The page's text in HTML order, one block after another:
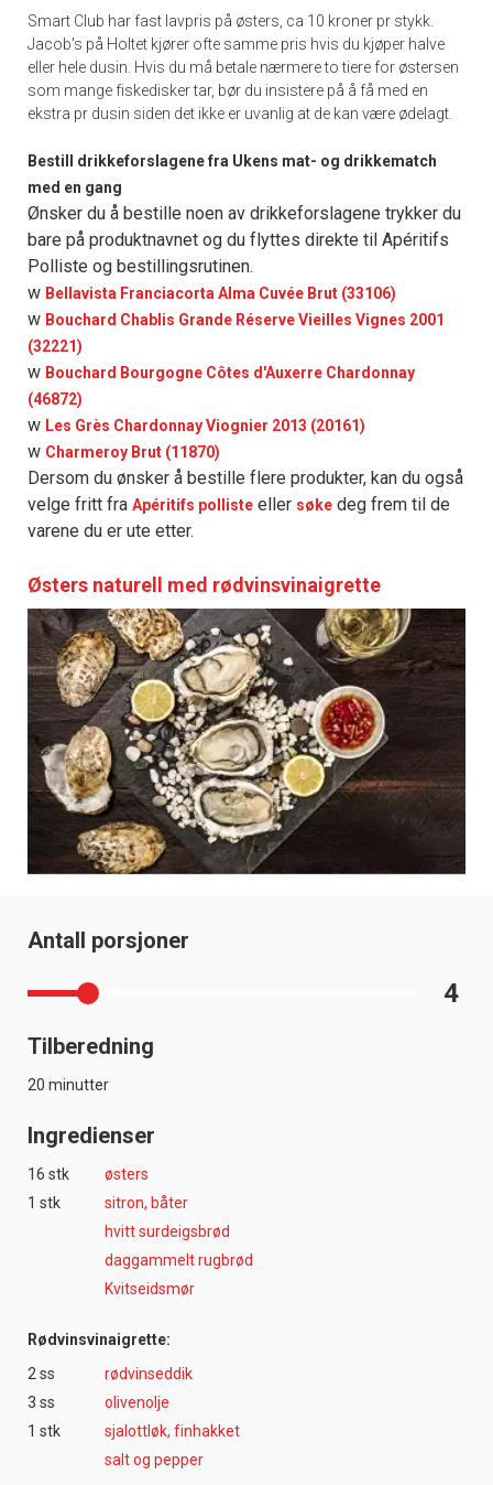
Smart Club har fast lavpris på østers, ca 10 kroner pr stykk.
Jacob's på Holtet kjører ofte samme pris hvis du kjøper halve
eller hele dusin. Hvis du må betale nærmere to tiere for østersen
som mange fiskedisker tar, bør du insistere på å få med en
ekstra pr dusin siden det ikke er uvanlig at de kan være ødelagt.
Bestill drikkeforslagene fra Ukens mat- og drikkematch
med en gang
Ønsker du å bestille noen av drikkeforslagene trykker du
bare på produktnavnet og du flyttes direkte til Apéritifs
Polliste og bestillingsrutinen.
w Bellavista Franciacorta Alma Cuvée Brut (33106)
w Bouchard Chablis Grande Réserve Vieilles Vignes 2001
(32221)
w Bouchard Bourgogne Côtes d'Auxerre Chardonnay
(46872)
w Les Grès Chardonnay Viognier 2013 (20161)
w Charmeroy Brut (11870)
Dersom du ønsker å bestille flere produkter, kan du også
velge fritt fra Apéritifs polliste eller søke deg frem til de
varene du er ute etter.
Østers naturell med rødvinsvinaigrette
Antall porsjoner
4
Tilberedning
20 minutter
Ingredienser
16 stk
østers
1 stk
sitron, båter
hvitt surdeigsbrød
daggammelt rugbrød
Kvitseidsmør
Rødvinsvinaigrette:
2 ss
rødvinseddik
3 ss
olivenolje
1 stk
sjalottløk, finhakket
salt og pepper